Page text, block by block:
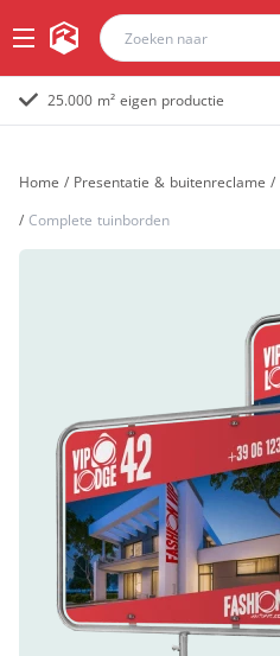
25.000 m² eigen productie
Home / Presentatie & buitenreclame /
/ Complete tuinborden